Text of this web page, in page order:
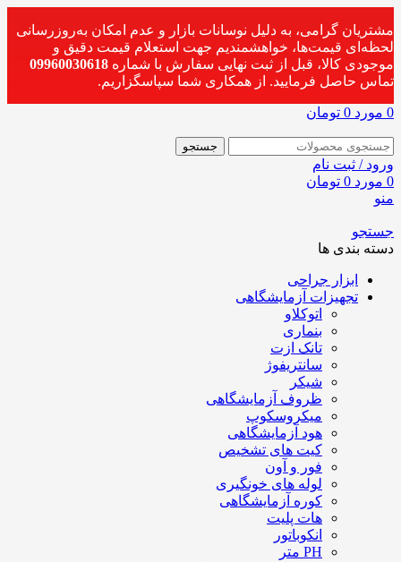
مشتریان گرامی، به دلیل نوسانات بازار و عدم امکان به‌روزرسانی
لحظه‌ای قیمت‌ها، خواهشمندیم جهت استعلام قیمت دقیق و
موجودی کالا، قبل از ثبت نهایی سفارش با شماره 09960030618
تماس حاصل فرمایید. از همکاری شما سپاسگزاریم.
0 مورد 0 تومان
جستجو
ورود / ثبت نام
0 مورد 0 تومان
منو
جستجو
دسته بندی ها
ابزار جراحی
تجهیزات آزمایشگاهی
اتوکلاو
بنماری
تانک ازت
سانتریفوژ
شیکر
ظروف آزمایشگاهی
میکروسکوپ
هود آزمایشگاهی
کیت های تشخیص
فور و آون
لوله های خونگیری
کوره آزمایشگاهی
هات پلیت
انکوباتور
PH متر